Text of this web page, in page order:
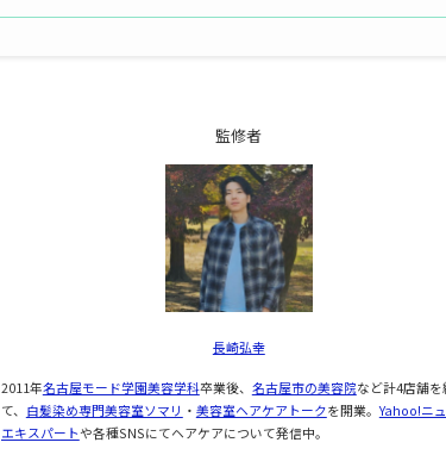
監修者
長崎弘幸
2011年名古屋モード学園美容学科卒業後、 名古屋市の美容院など計4店舗を
て、 白髪染め専門美容室ソマリ ・ 美容室ヘアケアトークを開業。Yahoo!ニ
エキスパートや各種SNSにてヘアケアについて発信中。